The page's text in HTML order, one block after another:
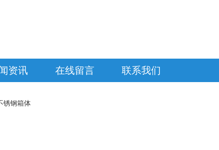
资讯 在线留言 联系我们
锈钢箱体